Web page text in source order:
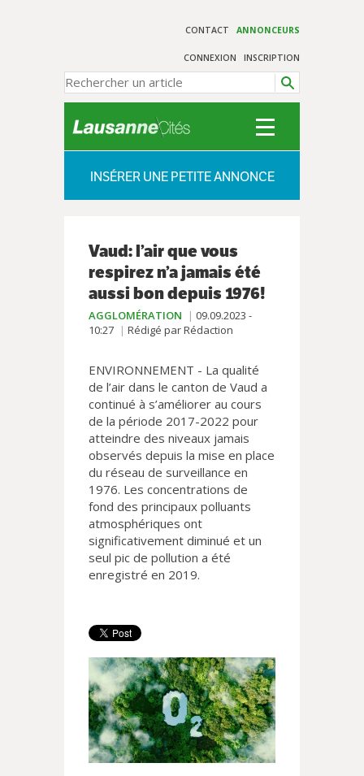
CONTACT ANNONCEURS
CONNEXION INSCRIPTION
INSÉRER UNE PETITE ANNONCE
Vaud: l’air que vous
respirez n’a jamais été
aussi bon depuis 1976!
AGGLOMÉRATION
09.09.2023 -
10:27
Rédigé par Rédaction
ENVIRONNEMENT - La qualité
de l’air dans le canton de Vaud a
continué à s’améliorer au cours
de la période 2017-2022 pour
atteindre des niveaux jamais
observés depuis la mise en place
du réseau de surveillance en
1976. Les concentrations de
fond des principaux polluants
atmosphériques ont
significativement diminué et un
seul pic de pollution a été
enregistré en 2019.